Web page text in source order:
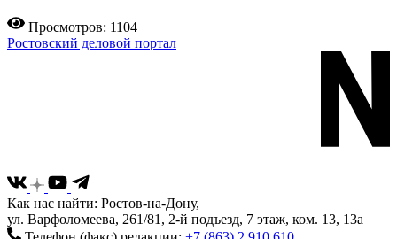
Просмотров: 1104
Ростовский деловой портал
Как нас найти: Ростов-на-Дону,
ул. Варфоломеева, 261/81, 2-й подъезд, 7 этаж, ком. 13, 13а